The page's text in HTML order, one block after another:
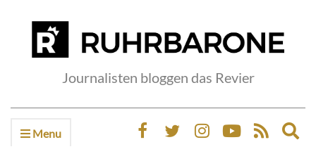
Journalisten bloggen das Revier
Menu